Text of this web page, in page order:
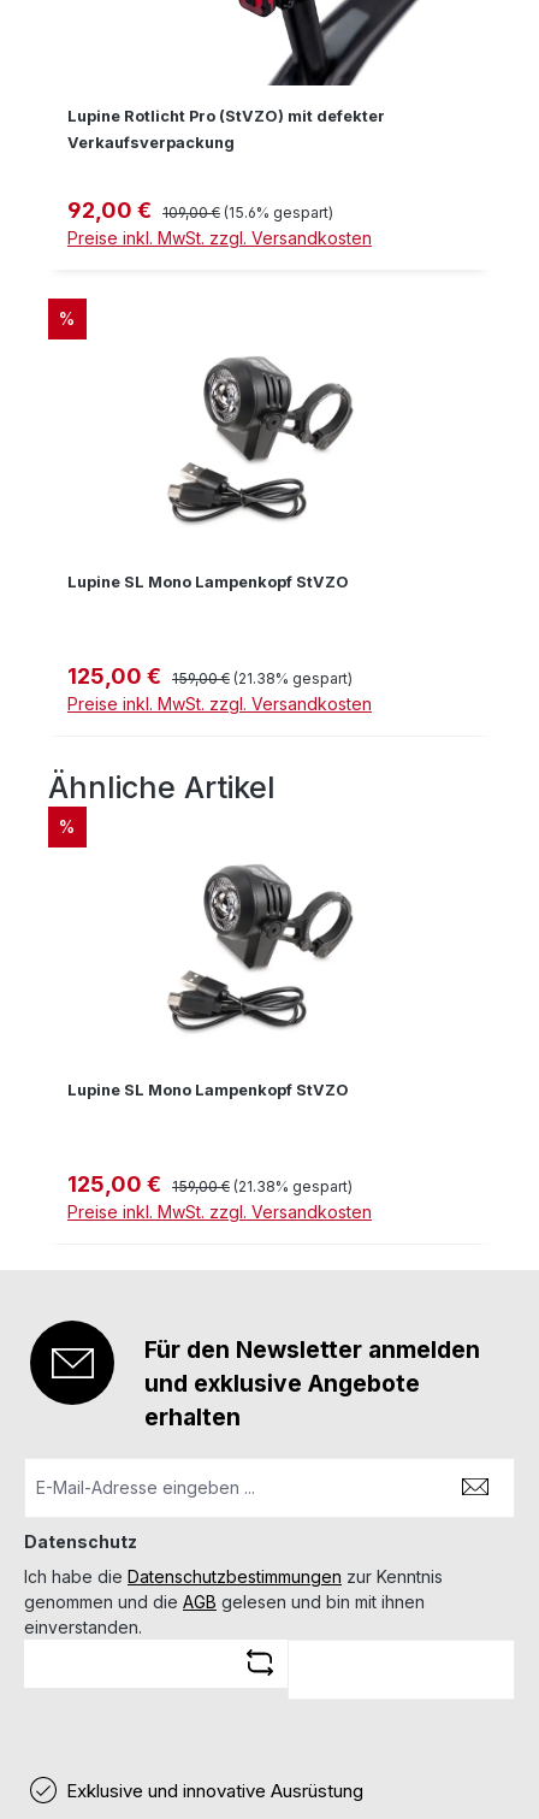
Lupine Rotlicht Pro (StVZO) mit defekter
Verkaufsverpackung
Verkaufspreis:
92,00 € Regulärer Preis:
109,00 € (15.6% gespart)
Preise inkl. MwSt. zzgl. Versandkosten
RABATT
%
Lupine SL Mono Lampenkopf StVZO
Verkaufspreis:
125,00 € Regulärer Preis:
159,00 € (21.38% gespart)
Preise inkl. MwSt. zzgl. Versandkosten
Produktgalerie überspringen
Ähnliche Artikel
RABATT
%
Lupine SL Mono Lampenkopf StVZO
Verkaufspreis:
125,00 € Regulärer Preis:
159,00 € (21.38% gespart)
Preise inkl. MwSt. zzgl. Versandkosten
Für den Newsletter anmelden
und exklusive Angebote
erhalten
Datenschutz
Ich habe die Datenschutzbestimmungen zur Kenntnis
genommen und die AGB gelesen und bin mit ihnen
einverstanden.
Exklusive und innovative Ausrüstung